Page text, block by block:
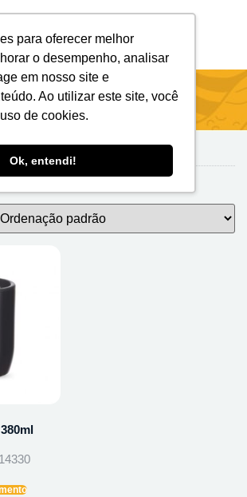
para oferecer melhor
o desempenho, analisar
em nosso site e
Ao utilizar este site, você
de cookies.
Ok, entendi!
Metal